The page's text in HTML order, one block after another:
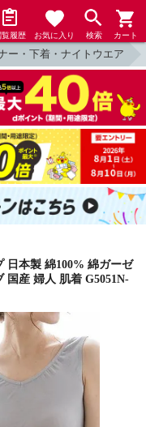
覧履歴 お気に入り 検索 カート
ー・下着・ナイトウエア
日本製 綿100% 綿ガーゼ
国産 婦人 肌着 G5051N-